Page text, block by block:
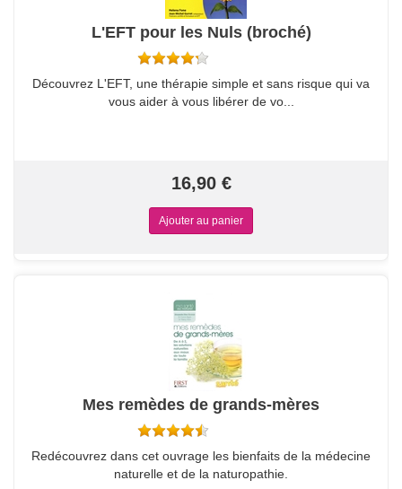
L'EFT pour les Nuls (broché)
Découvrez L'EFT, une thérapie simple et sans risque qui va
vous aider à vous libérer de vo...
16,90 €
Mes remèdes de grands-mères
Redécouvrez dans cet ouvrage les bienfaits de la médecine
naturelle et de la naturopathie.